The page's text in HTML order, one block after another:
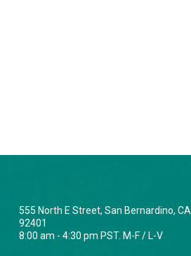
555 North E Street, San Bernardino, CA
92401
8:00 am - 4:30 pm PST. M-F / L-V